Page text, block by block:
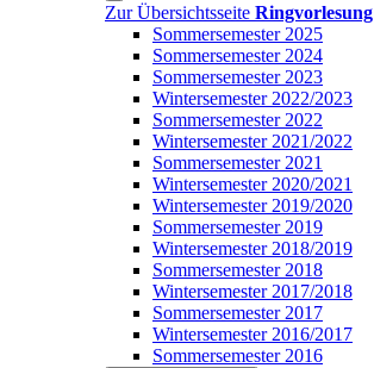
Zur Übersichtsseite Ringvorlesung
Sommersemester 2025
Sommersemester 2024
Sommersemester 2023
Wintersemester 2022/2023
Sommersemester 2022
Wintersemester 2021/2022
Sommersemester 2021
Wintersemester 2020/2021
Wintersemester 2019/2020
Sommersemester 2019
Wintersemester 2018/2019
Sommersemester 2018
Wintersemester 2017/2018
Sommersemester 2017
Wintersemester 2016/2017
Sommersemester 2016